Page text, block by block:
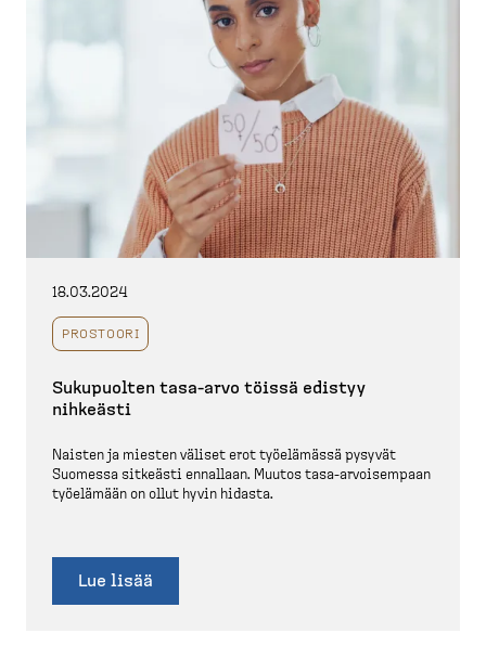
18.03.2024
PROSTOORI
Sukupuolten tasa-​arvo töissä edistyy
nihkeästi
Naisten ja miesten väliset erot työelämässä pysyvät
Suomessa sitkeästi ennallaan. Muutos tasa-​arvoisempaan
työelämään on ollut hyvin hidasta.
Lue lisää